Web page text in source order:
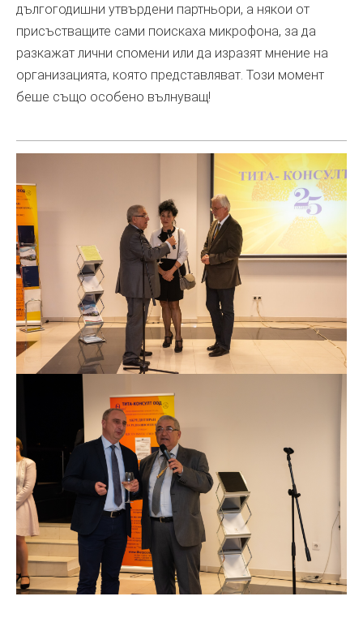
дългогодишни утвърдени партньори, а някои от
присъстващите сами поискаха микрофона, за да
разкажат лични спомени или да изразят мнение на
организацията, която представляват. Този момент
беше също особено вълнуващ!